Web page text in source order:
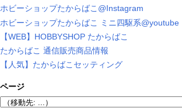
ホビーショップたからばこ@Instagram
ホビーショップたからばこ ミニ四駆系@youtube
【WEB】HOBBYSHOP たからばこ
たからばこ 通信販売商品情報
【人気】たからばこセッティング
ページ